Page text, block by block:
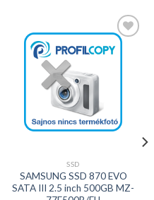
Kedvencekhez
SSD
SAMSUNG SSD 870 EVO
SATA III 2.5 inch 500GB MZ-